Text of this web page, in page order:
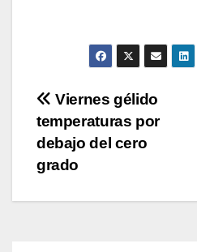
p
b
o
k
Li
n
Navegación
de
entradas
Viernes gélido
temperaturas por
debajo del cero
grado